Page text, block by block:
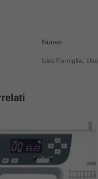
Nuovo
Uso Famiglia,